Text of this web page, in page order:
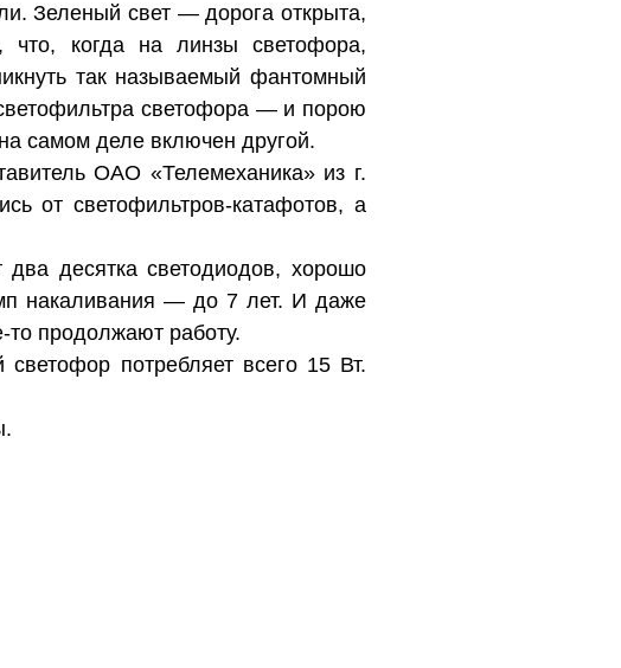
Зеленый свет — дорога открыта,
когда на линзы светофора,
так называемый фантомный
светофора — и порою
самом деле включен другой.
ОАО «Телемеханика» из г.
от светофильтров-катафотов, а
десятка светодиодов, хорошо
накаливания — до 7 лет. И даже
то продолжают работу.
потребляет всего 15 Вт.